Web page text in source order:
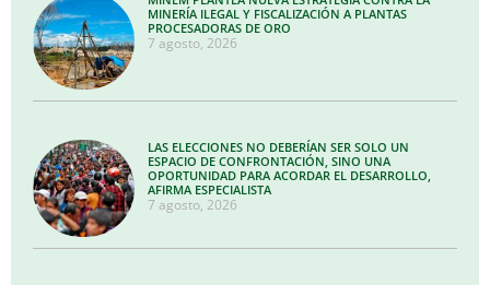
MINERÍA ILEGAL Y FISCALIZACIÓN A PLANTAS
PROCESADORAS DE ORO
7 agosto, 2026
LAS ELECCIONES NO DEBERÍAN SER SOLO UN
ESPACIO DE CONFRONTACIÓN, SINO UNA
OPORTUNIDAD PARA ACORDAR EL DESARROLLO,
AFIRMA ESPECIALISTA
7 agosto, 2026